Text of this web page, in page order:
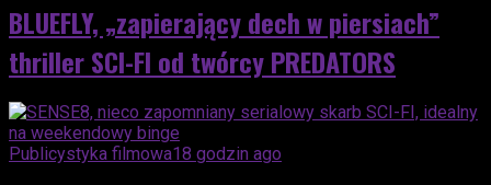
BLUEFLY, „zapierający dech w piersiach”
thriller SCI-FI od twórcy PREDATORS
Publicystyka filmowa18 godzin ago